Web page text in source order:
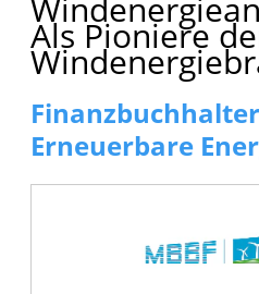
Als Pioniere
Erneuerbare